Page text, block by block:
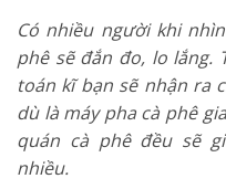
Có nhiều người khi
phê sẽ đắn đo, lo lắng.
toán kĩ bạn sẽ nhận ra
dù là máy pha cà phê
quán cà phê đều sẽ
nhiều.